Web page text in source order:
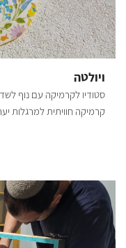
ויולטה
סטודיו לקרמיקה עם נוף
קרמיקה חוויתית למרגלות
שהוכנו במיוחד עבורכם,
לבחור את העיצוב האישי
הכלים יישארו לשריפה
תוכלו להגיע ולאסוף את
קפה ועוגה. הסדנה